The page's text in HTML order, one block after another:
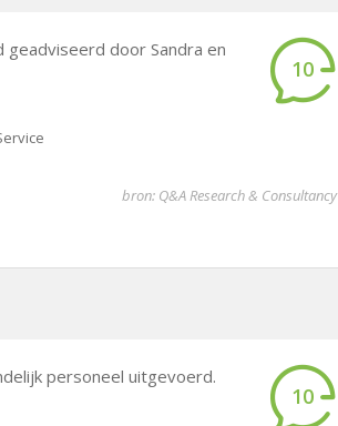
door Sandra en
10
Service
bron: Q&A Research & Consultancy
personeel uitgevoerd.
10